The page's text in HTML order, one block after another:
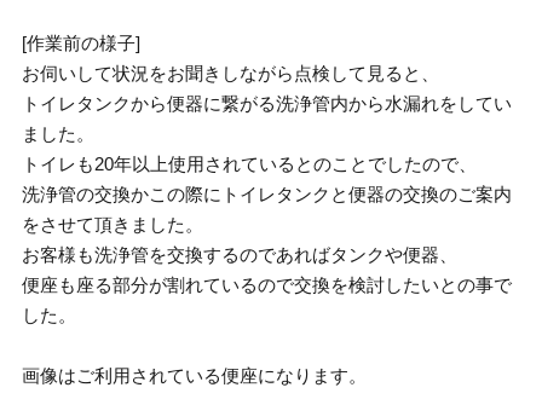
[作業前の様子]
お伺いして状況をお聞きしながら点検して見ると、
トイレタンクから便器に繋がる洗浄管内から水漏れをしてい
ました。
トイレも20年以上使用されているとのことでしたので、
洗浄管の交換かこの際にトイレタンクと便器の交換のご案内
をさせて頂きました。
お客様も洗浄管を交換するのであればタンクや便器、
便座も座る部分が割れているので交換を検討したいとの事で
した。
画像はご利用されている便座になります。